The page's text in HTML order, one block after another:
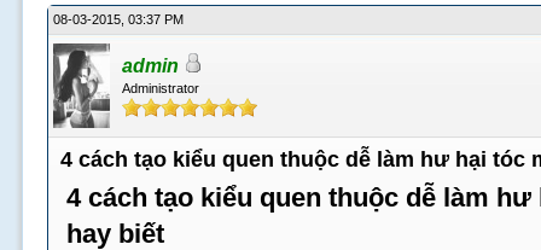
08-03-2015, 03:37 PM
admin
Administrator
4 cách tạo kiểu quen thuộc dễ làm hư hại tóc
4 cách tạo kiểu quen thuộc dễ làm
hay biết